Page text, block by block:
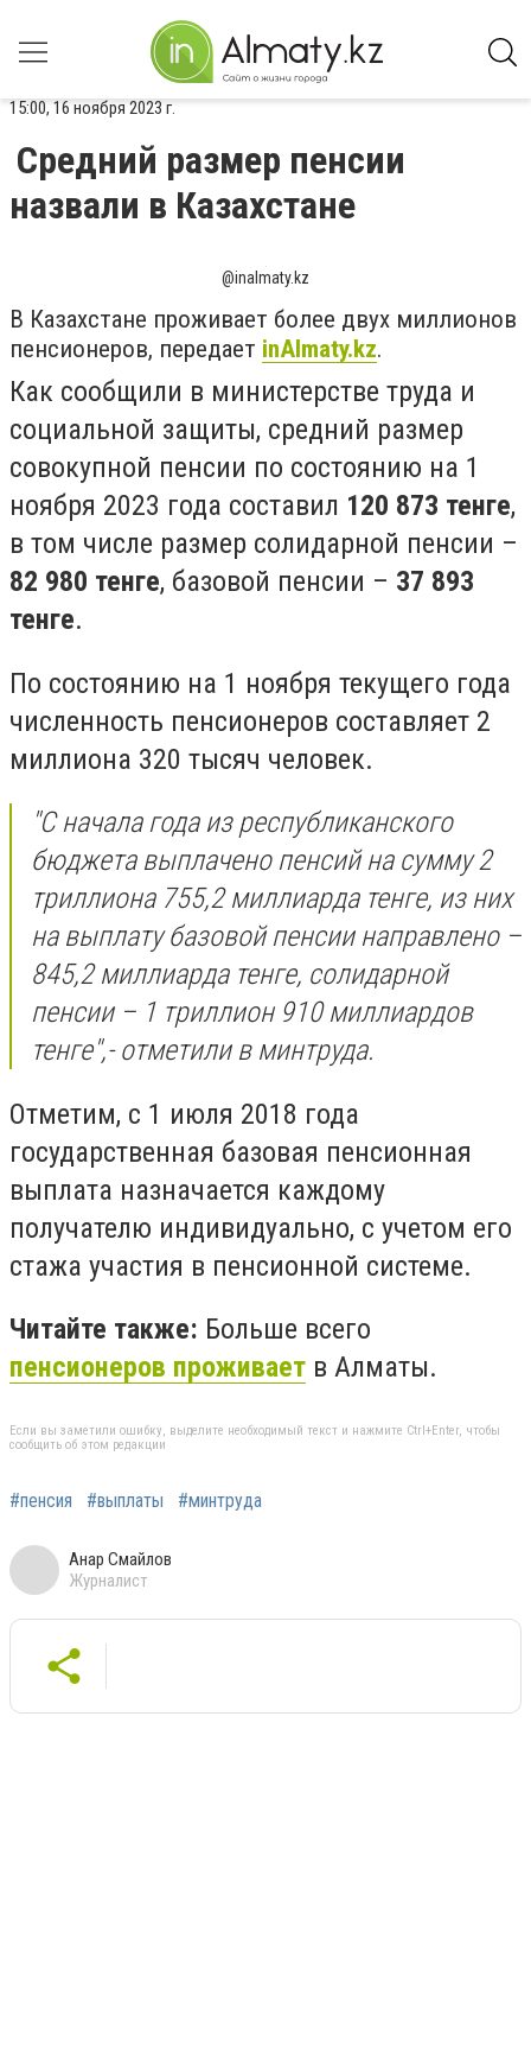
15:00, 16 ноября 2023 г.
Средний размер пенсии
назвали в Казахстане
@inalmaty.kz
В Казахстане проживает более двух миллионов
пенсионеров, передает inAlmaty.kz.
Как сообщили в министерстве труда и
социальной защиты, средний размер
совокупной пенсии по состоянию на 1
ноября 2023 года составил 120 873 тенге,
в том числе размер солидарной пенсии –
82 980 тенге, базовой пенсии – 37 893
тенге.
По состоянию на 1 ноября текущего года
численность пенсионеров составляет 2
миллиона 320 тысяч человек.
"С начала года из республиканского
бюджета выплачено пенсий на сумму 2
триллиона 755,2 миллиарда тенге, из них
на выплату базовой пенсии направлено –
845,2 миллиарда тенге, солидарной
пенсии – 1 триллион 910 миллиардов
тенге",- отметили в минтруда.
Отметим, с 1 июля 2018 года
государственная базовая пенсионная
выплата назначается каждому
получателю индивидуально, с учетом его
стажа участия в пенсионной системе.
Читайте также: Больше всего
пенсионеров проживает в Алматы.
Если вы заметили ошибку, выделите необходимый текст и нажмите Ctrl+Enter, чтобы
сообщить об этом редакции
#пенсия #выплаты #минтруда
Анар Смайлов
Журналист